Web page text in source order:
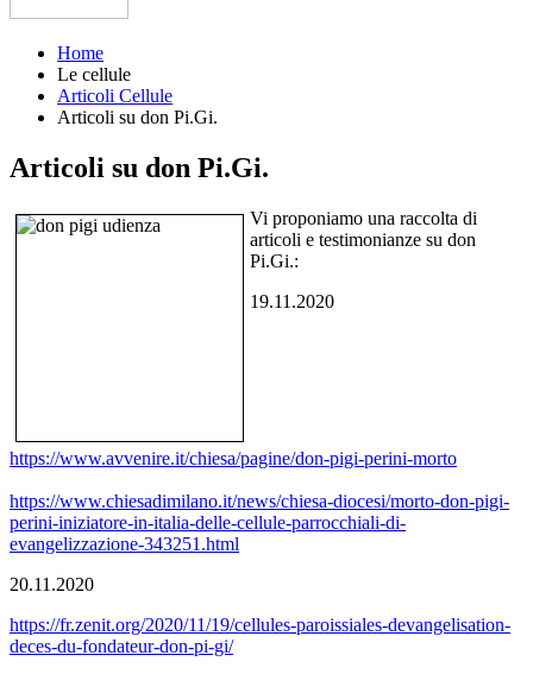
Home
Le cellule
Articoli Cellule
Articoli su don Pi.Gi.
Articoli su don Pi.Gi.
Vi proponiamo una raccolta di
articoli e testimonianze su don
Pi.Gi.:
19.11.2020
https://www.avvenire.it/chiesa/pagine/don-pigi-perini-morto
https://www.chiesadimilano.it/news/chiesa-diocesi/morto-don-pigi-
perini-iniziatore-in-italia-delle-cellule-parrocchiali-di-
evangelizzazione-343251.html
20.11.2020
https://fr.zenit.org/2020/11/19/cellules-paroissiales-devangelisation-
deces-du-fondateur-don-pi-gi/